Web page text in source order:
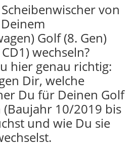
von
Deinem
Golf (8. Gen)
wechseln?
hier genau richtig:
Dir, welche
Du für Deinen Golf
(Baujahr 10/2019 bis
und wie Du sie